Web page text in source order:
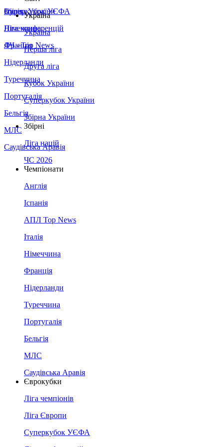
Збірна України
Італія
Німеччина
Франція
Нідерланди
Туреччина
Португалія
Бельгія
МЛС
Саудівська Аравія
Суперкубок УЄФА
Ліга конференцій
ЛЧ - Top News
Україна
Україна
Перша ліга
Друга ліга
Кубок України
Суперкубок України
Збірна України
Збірні
Ліга націй
ЧС 2026
Чемпіонати
Англія
Іспанія
АПЛ Top News
Італія
Німеччина
Франція
Нідерланди
Туреччина
Португалія
Бельгія
МЛС
Саудівська Аравія
Єврокубки
Ліга чемпіонів
Ліга Європи
Суперкубок УЄФА